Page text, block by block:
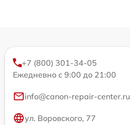
+7 (800) 301-34-05
Ежедневно с 9:00 до 21:00
info@canon-repair-center.ru
ул. Воровского, 77